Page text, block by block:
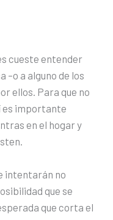
cueste entender
­–o a alguno de los
ellos. Para que no
es importante
en el hogar y
intentarán no
que se
que corta el